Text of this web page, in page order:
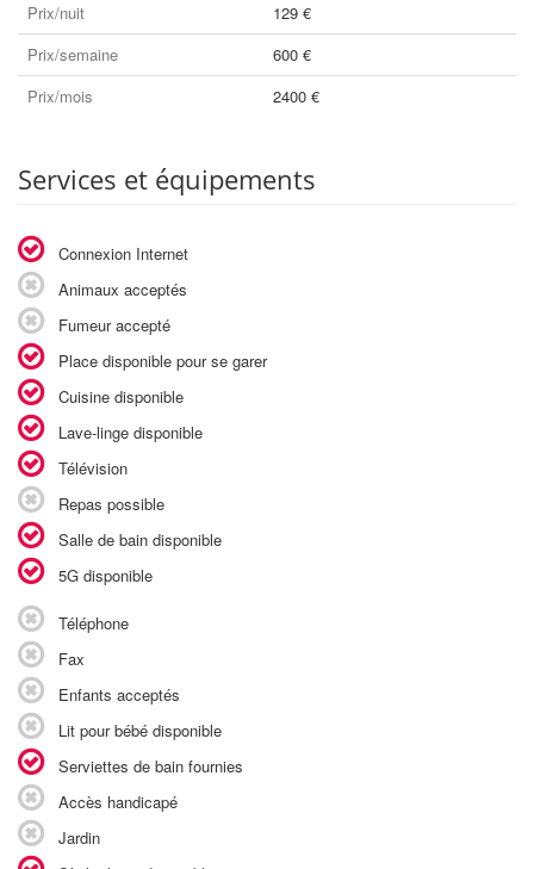
Prix/nuit
129 €
Prix/semaine
600 €
Prix/mois
2400 €
Services et équipements
Connexion Internet
Animaux acceptés
Fumeur accepté
Place disponible pour se garer
Cuisine disponible
Lave-linge disponible
Télévision
Repas possible
Salle de bain disponible
5G disponible
Téléphone
Fax
Enfants acceptés
Lit pour bébé disponible
Serviettes de bain fournies
Accès handicapé
Jardin